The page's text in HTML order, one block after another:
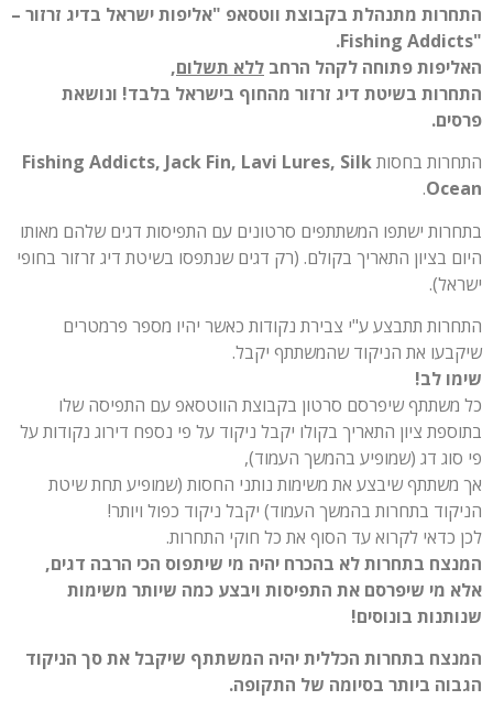
התחרות מתנהלת בקבוצת ווטסאפ "אליפות ישראל בדיג זרזור –
"Fishing Addicts.
האליפות פתוחה לקהל הרחב ללא תשלום,
התחרות בשיטת דיג זרזור מהחוף בישראל בלבד! ונושאת
פרסים.
התחרות בחסותFishing Addicts, Jack Fin, Lavi Lures, Silk
Ocean
.
בתחרות ישתפו המשתתפים סרטונים עם התפיסות דגים שלהם מאותו
היום בציון התאריך בקולם. (רק דגים שנתפסו בשיטת דיג זרזור בחופי
ישראל).
התחרות תתבצע ע"י צבירת נקודות כאשר יהיו מספר פרמטרים
שיקבעו את הניקוד שהמשתתף יקבל.
שימו לב!
כל משתתף שיפרסם סרטון בקבוצת הווטסאפ עם התפיסה שלו
בתוספת ציון התאריך בקולו יקבל ניקוד על פי נספח דירוג נקודות על
פי סוג דג (שמופיע בהמשך העמוד),
אך משתתף שיבצע את משימות נותני החסות (שמופיע תחת שיטת
הניקוד בתחרות בהמשך העמוד) יקבל ניקוד כפול ויותר!
לכן כדאי לקרוא עד הסוף את כל חוקי התחרות.
המנצח בתחרות לא בהכרח יהיה מי שיתפוס הכי הרבה דגים,
אלא מי שיפרסם את התפיסות ויבצע כמה שיותר משימות
שנותנות בונוסים!
המנצח בתחרות הכללית יהיה המשתתף שיקבל את סך הניקוד
הגבוה ביותר בסיומה של התקופה.